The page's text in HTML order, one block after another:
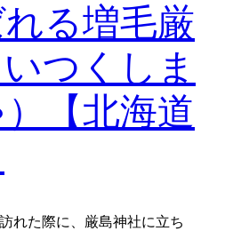
る増毛厳
つくしま
【北海道
れた際に、厳島神社に立ち